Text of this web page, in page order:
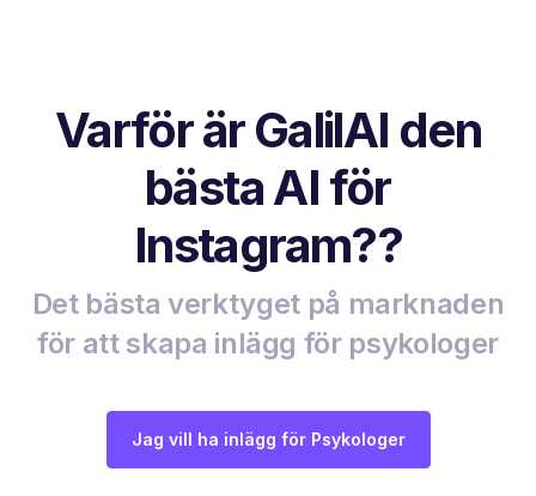
Varför är GalilAI den
bästa AI för
Instagram??
Det bästa verktyget på marknaden
för att skapa inlägg för psykologer
Jag vill ha inlägg för Psykologer